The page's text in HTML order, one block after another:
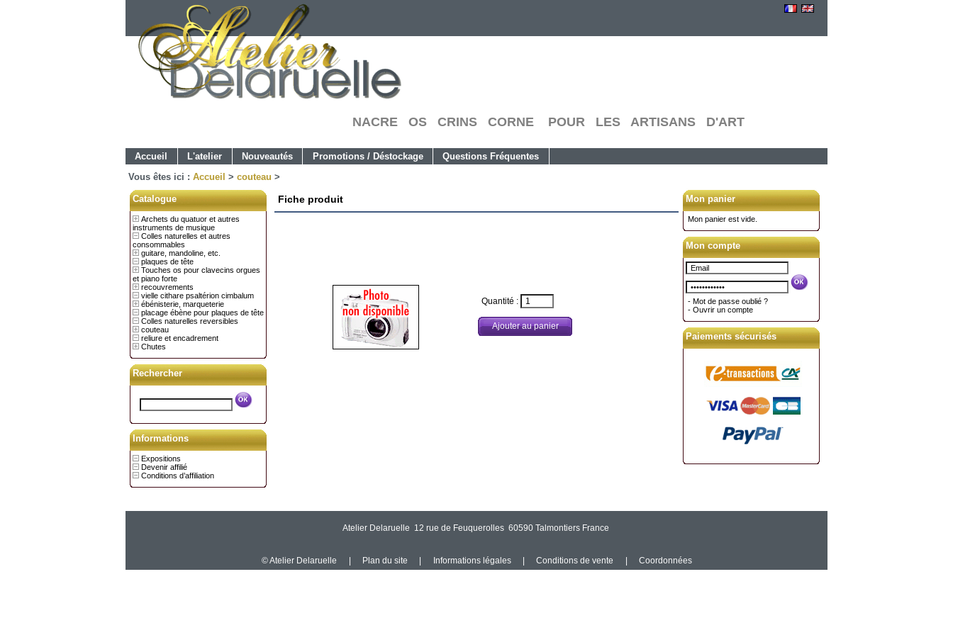
NACRE OS CRINS CORNE POUR LES ARTISANS D'ART
Accueil L'atelier Nouveautés Promotions / Déstockage
Questions Fréquentes
Vous êtes ici : Accueil > couteau >
Catalogue
Archets du quatuor et autres
instruments de musique
Colles naturelles et autres
consommables
guitare, mandoline, etc.
plaques de tête
Touches os pour clavecins orgues
et piano forte
recouvrements
vielle cithare psaltérion cimbalum
ébénisterie, marqueterie
placage ébène pour plaques de tête
Colles naturelles reversibles
couteau
reliure et encadrement
Chutes
Rechercher
Informations
Expositions
Devenir affilié
Conditions d’affiliation
Fiche produit
Quantité :
Ajouter au panier
Mon panier
Mon panier est vide.
Mon compte
- Mot de passe oublié ?
- Ouvrir un compte
Paiements sécurisés
Atelier Delaruelle 12 rue de Feuquerolles 60590 Talmontiers France
© Atelier Delaruelle Plan du site Informations légales Conditions de vente Coordonnées